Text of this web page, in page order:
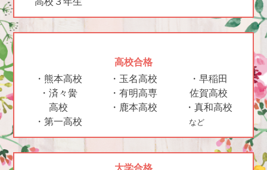
高校合格
・熊本高校
・済々黌
高校
・第一高校
・玉名高校
・有明高専
・鹿本高校
・早稲田
佐賀高校
・真和高校
など
大学合格